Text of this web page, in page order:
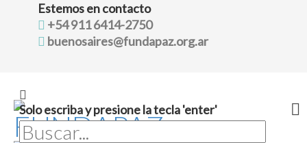
Estemos en contacto
+54 911 6414-2750
buenosaires@fundapaz.org.ar
Solo escriba y presione la tecla 'enter'